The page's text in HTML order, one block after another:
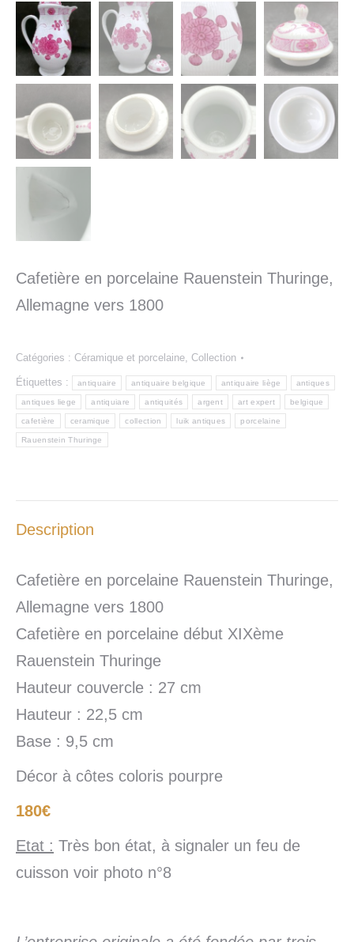
Cafetière en porcelaine Rauenstein Thuringe,
Allemagne vers 1800
Catégories : Céramique et porcelaine, Collection
Étiquettes : antiquaire antiquaire belgique antiquaire liège antiques
antiques liege antiquiare antiquités argent art expert belgique
cafetière ceramique collection luik antiques porcelaine
Rauenstein Thuringe
Description
Cafetière en porcelaine Rauenstein Thuringe,
Allemagne vers 1800
Cafetière en porcelaine début XIXème
Rauenstein Thuringe
Hauteur couvercle : 27 cm
Hauteur : 22,5 cm
Base : 9,5 cm
Décor à côtes coloris pourpre
180€
Etat : Très bon état, à signaler un feu de
cuisson voir photo n°8